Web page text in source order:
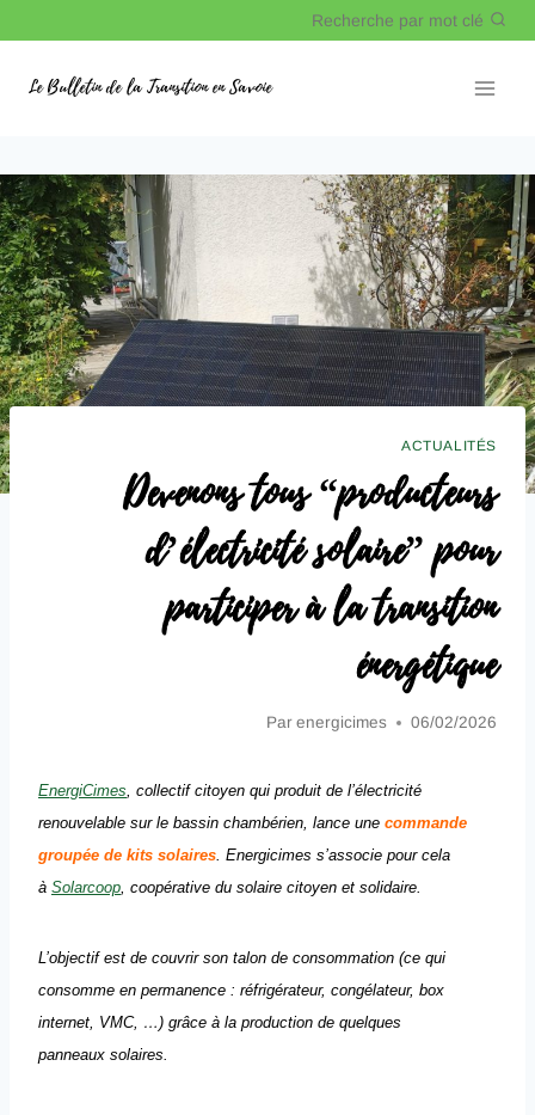
Recherche par mot clé
Le Bulletin de la Transition en Savoie
ACTUALITÉS
Devenons tous “producteurs
d’électricité solaire” pour
participer à la transition
énergétique
Par energicimes 06/02/2026
EnergiCimes, collectif citoyen qui produit de l’électricité
renouvelable sur le bassin chambérien, lance une commande
groupée de kits solaires. Energicimes s’associe pour cela
à Solarcoop, coopérative du solaire citoyen et solidaire.
L’objectif est de couvrir son talon de consommation (ce qui
consomme en permanence : réfrigérateur, congélateur, box
internet, VMC, …) grâce à la production de quelques
panneaux solaires.